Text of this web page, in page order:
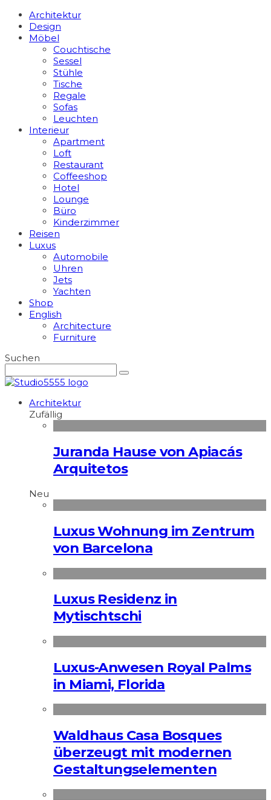
Architektur
Design
Möbel
Couchtische
Sessel
Stühle
Tische
Regale
Sofas
Leuchten
Interieur
Apart­ment
Loft
Restaurant
Coffeeshop
Hotel
Lounge
Büro
Kinderzimmer
Reisen
Luxus
Automobile
Uhren
Jets
Yachten
Shop
English
Architecture
Furniture
Suchen
Architektur
Zufällig
Juranda Hause von Apiacás
Arquitetos
Neu
Luxus Wohnung im Zentrum
von Barcelona
Luxus Residenz in
Mytischtschi
Luxus-Anwesen Royal Palms
in Miami, Florida
Waldhaus Casa Bosques
überzeugt mit modernen
Gestaltungselementen